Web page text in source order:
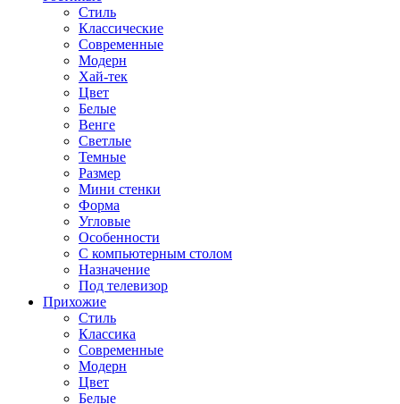
Стиль
Классические
Современные
Модерн
Хай-тек
Цвет
Белые
Венге
Светлые
Темные
Размер
Мини стенки
Форма
Угловые
Особенности
С компьютерным столом
Назначение
Под телевизор
Прихожие
Стиль
Классика
Современные
Модерн
Цвет
Белые